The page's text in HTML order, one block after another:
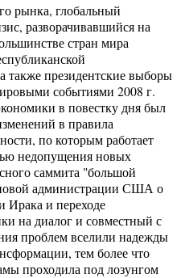
рынка, глобальный
разворачивавшийся на
стран мира
президентские выборы
событиями 2008 г.
в повестку дня был
в правила
по которым работает
недопущения новых
саммита "большой
администрации США о
Ирака и переходе
на диалог и совместный с
проблем вселили надежды
тем более что
проходила под лозунгом